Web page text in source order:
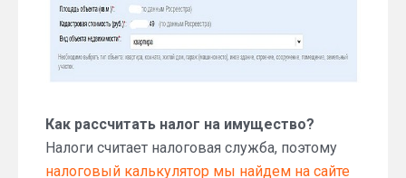
Как рассчитать налог на имущество?
Налоги считает налоговая служба, поэтому
налоговый калькулятор мы найдем на сайте